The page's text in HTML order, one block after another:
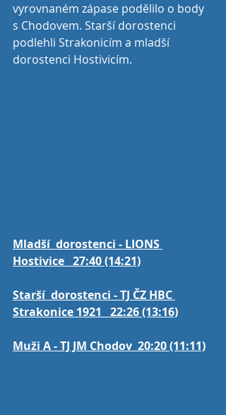
vyrovnaném zápase podělilo o body
s Chodovem. Starší dorostenci
podlehli Strakonicím a mladší
dorostenci Hostivicím.
Mladší  dorostenci - LIONS
Hostivice   27:40 (14:21)
Starší  dorostenci - TJ ČZ HBC
Strakonice 1921   22:26 (13:16)
Muži A - TJ JM Chodov  20:20 (11:11)